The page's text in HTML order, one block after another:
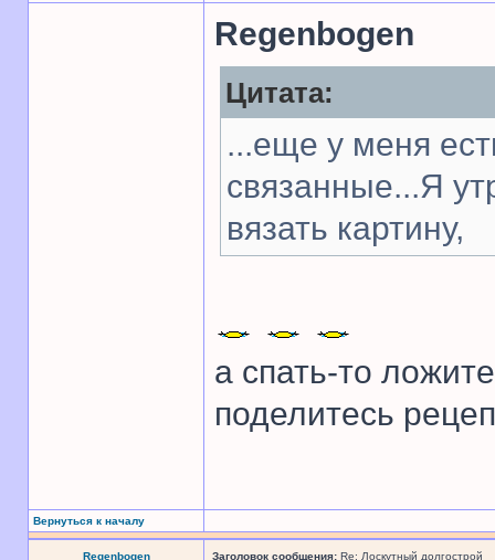
Regenbogen
Цитата:
...еще у меня
связанные...Я
вязать картину,
а спать-то
поделитесь
Вернуться к началу
Regenbogen Заголовок сообщения: Re: Лоскутный долгострой